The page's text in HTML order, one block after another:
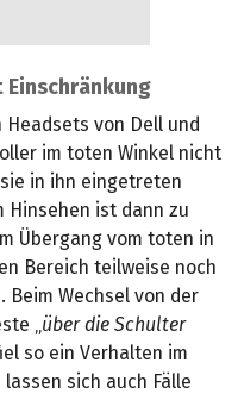
von Dell und
im toten Winkel nicht
in ihn eingetreten
Hinsehen ist dann zu
Übergang vom toten in
Bereich teilweise noch
Wechsel von der
„ über die Schulter
so ein Verhalten im
sich auch Fälle